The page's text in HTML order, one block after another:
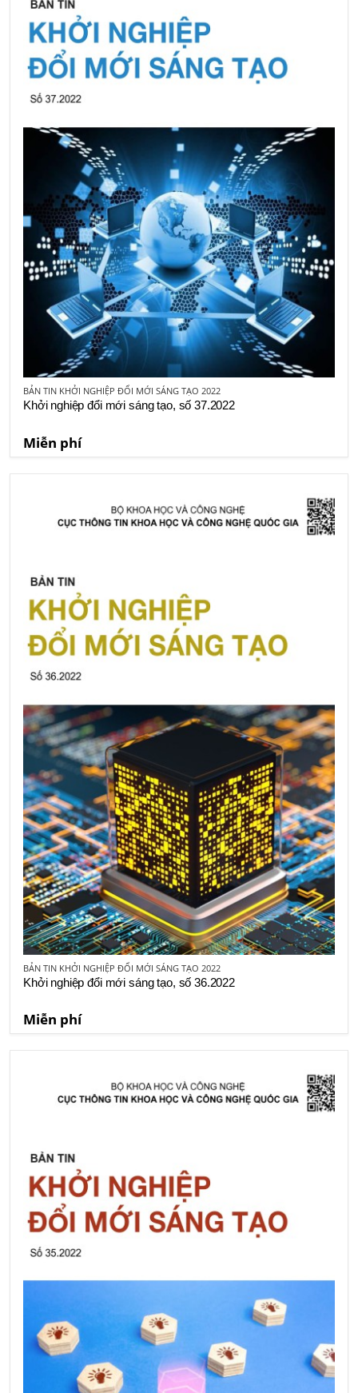
BẢN TIN KHỞI NGHIỆP ĐỔI MỚI SÁNG TẠO 2022
Khởi nghiệp đổi mới sáng tạo, số 37.2022
Miễn phí
BẢN TIN KHỞI NGHIỆP ĐỔI MỚI SÁNG TẠO 2022
Khởi nghiệp đổi mới sáng tạo, số 36.2022
Miễn phí